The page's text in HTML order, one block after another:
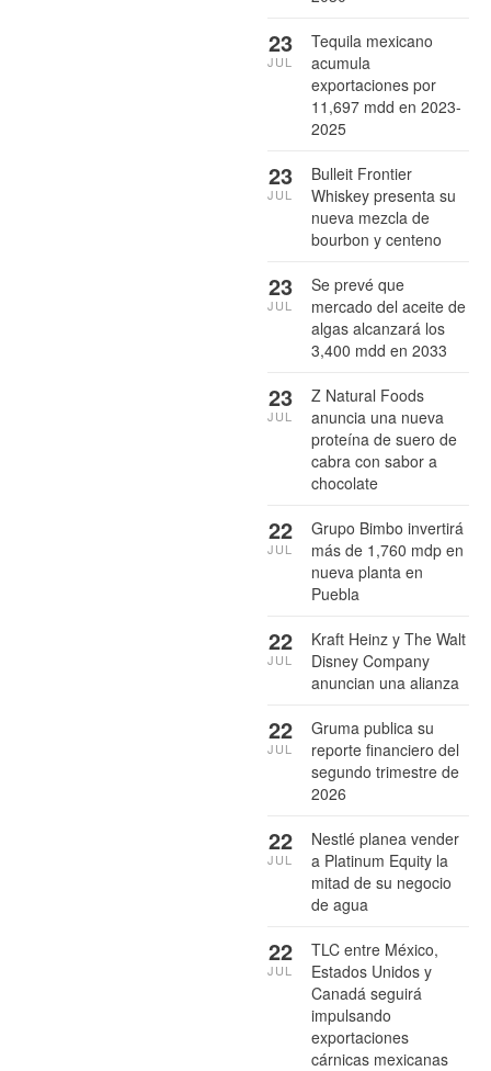
Tequila mexicano
acumula
exportaciones por
11,697 mdd en 2023-
2025
23
JUL
Bulleit Frontier
Whiskey presenta su
nueva mezcla de
bourbon y centeno
23
JUL
Se prevé que
mercado del aceite de
algas alcanzará los
3,400 mdd en 2033
23
JUL
Z Natural Foods
anuncia una nueva
proteína de suero de
cabra con sabor a
chocolate
23
JUL
Grupo Bimbo invertirá
más de 1,760 mdp en
nueva planta en
Puebla
22
JUL
Kraft Heinz y The Walt
Disney Company
anuncian una alianza
22
JUL
Gruma publica su
reporte financiero del
segundo trimestre de
2026
22
JUL
Nestlé planea vender
a Platinum Equity la
mitad de su negocio
de agua
22
JUL
TLC entre México,
Estados Unidos y
Canadá seguirá
impulsando
exportaciones
cárnicas mexicanas
22
JUL